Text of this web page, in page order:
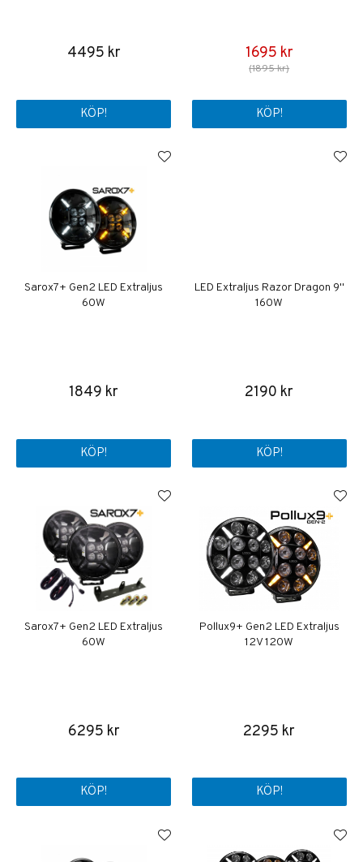
4495 kr
KÖP!
1695 kr
(1895 kr)
KÖP!
Sarox7+ Gen2 LED Extraljus
60W
1849 kr
KÖP!
LED Extraljus Razor Dragon 9"
160W
2190 kr
KÖP!
Sarox7+ Gen2 LED Extraljus
60W
6295 kr
KÖP!
Pollux9+ Gen2 LED Extraljus
12V 120W
2295 kr
KÖP!